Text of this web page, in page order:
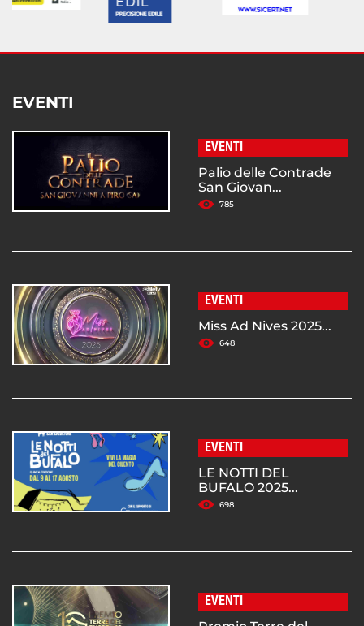
EVENTI
EVENTI
Palio delle Contrade
San Giovan...
785
EVENTI
Miss Ad Nives 2025...
648
EVENTI
LE NOTTI DEL
BUFALO 2025...
698
EVENTI